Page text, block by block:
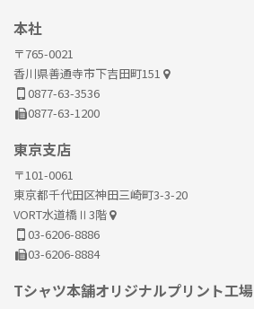
本社
〒765-0021
香川県善通寺市下吉田町151
0877-63-3536
0877-63-1200
東京支店
〒101-0061
東京都千代田区神田三崎町3-3-20
VORT水道橋Ⅱ3階
03-6206-8886
03-6206-8884
Tシャツ本舗オリジナルプリント工場